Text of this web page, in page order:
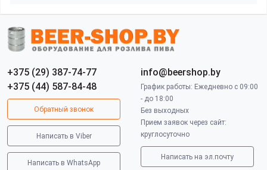
+375 (29) 387-74-77
+375 (44) 587-84-48
Обратный звонок
Написать в Viber
Написать в WhatsApp
info@beershop.by
График работы: Ежедневно с 09:00
- до 18:00
Без выходных
Прием заявок через сайт:
круглосуточно
Написать на эл.почту